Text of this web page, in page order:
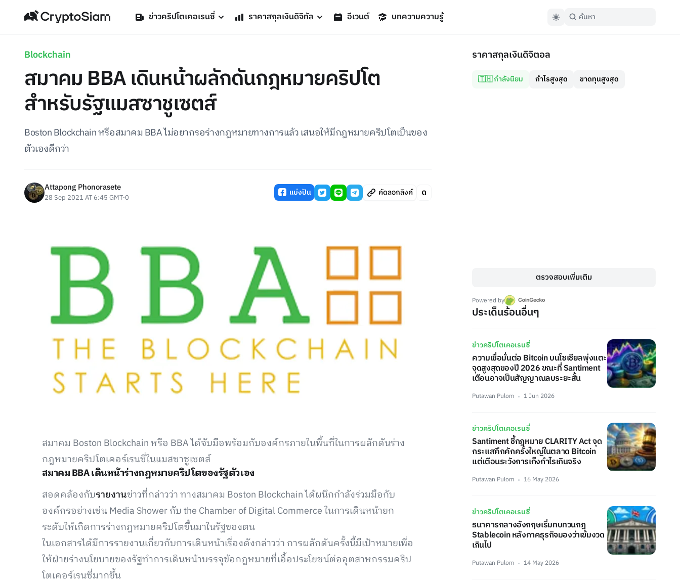
ข่าวคริปโตเคอเรนซี่ ราคาสกุลเงินดิจิทัล อีเวนต์ บทความความรู้
Blockchain
สมาคม BBA เดินหน้าผลักดันกฎหมายคริปโต
สำหรับรัฐแมสซาชูเซตส์
Boston Blockchain หรือสมาคม BBA ไม่อยากรอร่างกฎหมายทางการแล้ว เสนอให้มีกฎหมายคริปโตเป็นของ
ตัวเองดีกว่า
Attapong Phonorasete
28 Sep 2021 AT 6:45 GMT-0 แบ่งปัน คัดลอกลิงค์
สมาคม Boston Blockchain หรือ BBA ได้จับมือพร้อมกับองค์กรภายในพื้นที่ในการผลักดันร่าง
กฎหมายคริปโตเคอร์เรนซี่ในแมสซาชูเซตส์
สมาคม BBA เดินหน้าร่างกฎหมายคริปโตของรัฐตัวเอง
สอดคล้องกับรายงานข่าวที่กล่าวว่า ทางสมาคม Boston Blockchain ได้ผนึกกำลังร่วมมือกับ
องค์กรอย่างเช่น Media Shower กับ the Chamber of Digital Commerce ในการเดินหน้ายก
ระดับให้เกิดการร่างกฎหมายคริปโตขึ้นมาในรัฐของตน
ในเอกสารได้มีการรายงานเกี่ยวกับการเดินหน้าเรื่องดังกล่าวว่า การผลักดันครั้งนี้มีเป้าหมายเพื่อ
ให้ฝ่ายร่างนโยบายของรัฐทำการเดินหน้าบรรจุข้อกฎหมายที่เอื้อประโยชน์ต่ออุตสาหกรรมคริป
โตเคอร์เรนซี่มากขึ้น
ราคาสกุลเงินดิจิตอล
🇹🇭 กำลังนิยม กำไรสูงสุด ขาดทุนสูงสุด
ตรวจสอบเพิ่มเติม
Powered by
ประเด็นร้อนอื่นๆ
ข่าวคริปโตเคอเรนซี่
ความเชื่อมั่นต่อ Bitcoin บนโซเชียลพุ่งแตะ
จุดสูงสุดของปี 2026 ขณะที่ Santiment
เตือนอาจเป็นสัญญาณลบระยะสั้น
Putawan Pulom 1 Jun 2026
ข่าวคริปโตเคอเรนซี่
Santiment ชี้กฎหมาย CLARITY Act จุด
กระแสคึกคักครั้งใหญ่ในตลาด Bitcoin
แต่เตือนระวังการเก็งกำไรเกินจริง
Putawan Pulom 16 May 2026
ข่าวคริปโตเคอเรนซี่
ธนาคารกลางอังกฤษเริ่มทบทวนกฎ
Stablecoin หลังภาคธุรกิจมองว่าเข้มงวด
เกินไป
Putawan Pulom 14 May 2026